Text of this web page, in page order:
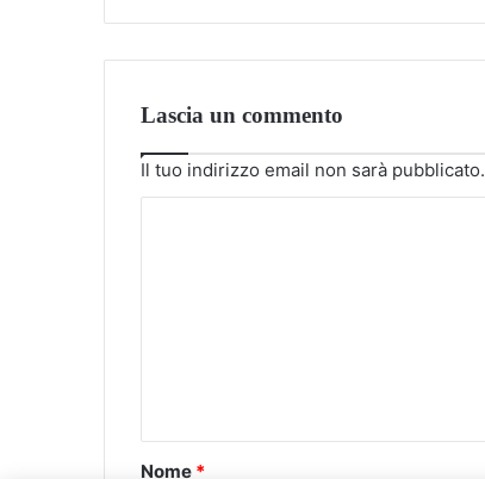
Lascia un commento
Il tuo indirizzo email non sarà pubblicato.
o
Nome *